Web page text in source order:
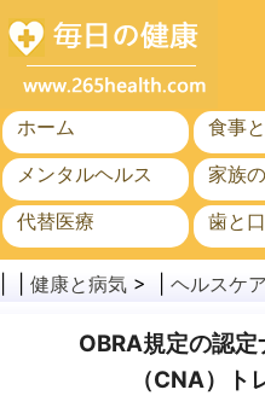
ホーム
食事
メンタルヘルス
家族
代替医療
歯と
がん
健康と病気 > | ヘルスケ
OBRA規定の認
（CNA）ト